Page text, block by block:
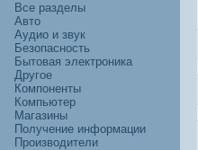
Все разделы
Авто
Аудио и звук
Безопасность
Бытовая электроника
Другое
Компоненты
Компьютер
Магазины
Получение информации
Производители